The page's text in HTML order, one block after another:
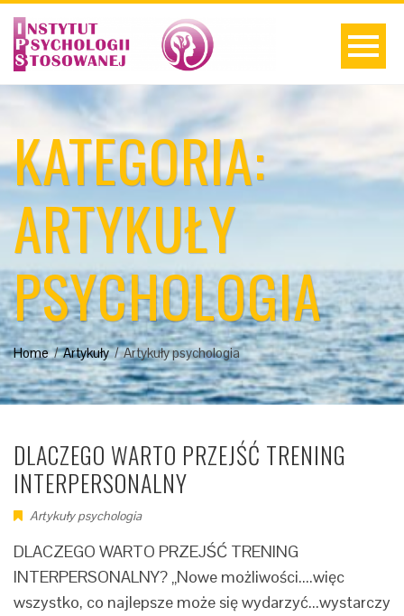
KATEGORIA:
ARTYKUŁY
PSYCHOLOGIA
Home Artykuły Artykuły psychologia
DLACZEGO WARTO PRZEJŚĆ TRENING
INTERPERSONALNY
Artykuły psychologia
DLACZEGO WARTO PRZEJŚĆ TRENING
INTERPERSONALNY? „Nowe możliwości....więc
wszystko, co najlepsze może się wydarzyć...wystarczy